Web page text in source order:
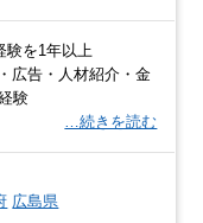
験を1年以上
広告・人材紹介・金
験
…続きを読む
広島県